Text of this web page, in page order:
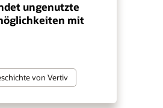
ungenutzte
mit
von Vertiv